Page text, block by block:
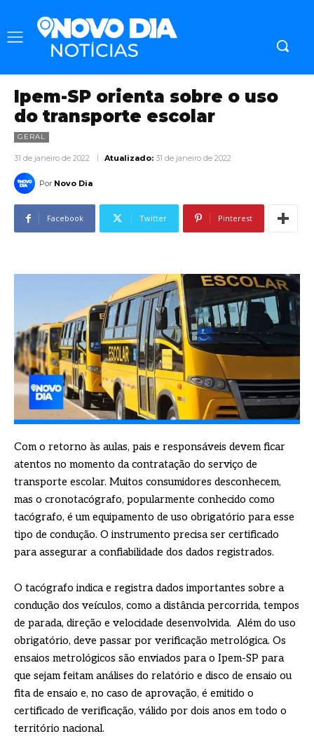
Ipem-SP orienta sobre o uso
do transporte escolar
GERAL
31 de janeiro de 2022 Atualizado: 31 de janeiro de 2022
Por Novo Dia
Facebook Twitter Pinterest
Com o retorno às aulas, pais e responsáveis devem ficar
atentos no momento da contratação do serviço de
transporte escolar. Muitos consumidores desconhecem,
mas o cronotacógrafo, popularmente conhecido como
tacógrafo, é um equipamento de uso obrigatório para esse
tipo de condução. O instrumento precisa ser certificado
para assegurar a confiabilidade dos dados registrados.
O tacógrafo indica e registra dados importantes sobre a
condução dos veículos, como a distância percorrida, tempos
de parada, direção e velocidade desenvolvida. Além do uso
obrigatório, deve passar por verificação metrológica. Os
ensaios metrológicos são enviados para o Ipem-SP para
que sejam feitam análises do relatório e disco de ensaio ou
fita de ensaio e, no caso de aprovação, é emitido o
certificado de verificação, válido por dois anos em todo o
território nacional.